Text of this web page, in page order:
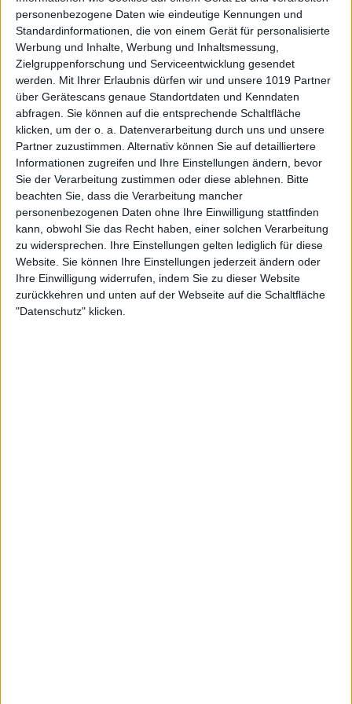
personenbezogene Daten wie eindeutige Kennungen und
Standardinformationen, die von einem Gerät für personalisierte
Werbung und Inhalte, Werbung und Inhaltsmessung,
Zielgruppenforschung und Serviceentwicklung gesendet
werden.
Mit Ihrer Erlaubnis dürfen wir und unsere 1019 Partner
über Gerätescans genaue Standortdaten und Kenndaten
abfragen. Sie können auf die entsprechende Schaltfläche
klicken, um der o. a. Datenverarbeitung durch uns und unsere
Partner zuzustimmen. Alternativ können Sie auf detailliertere
Informationen zugreifen und Ihre Einstellungen ändern, bevor
Sie der Verarbeitung zustimmen oder diese ablehnen.
Bitte
beachten Sie, dass die Verarbeitung mancher
personenbezogenen Daten ohne Ihre Einwilligung stattfinden
kann, obwohl Sie das Recht haben, einer solchen Verarbeitung
zu widersprechen. Ihre Einstellungen gelten lediglich für diese
Website. Sie können Ihre Einstellungen jederzeit ändern oder
Ihre Einwilligung widerrufen, indem Sie zu dieser Website
zurückkehren und unten auf der Webseite auf die Schaltfläche
"Datenschutz" klicken.